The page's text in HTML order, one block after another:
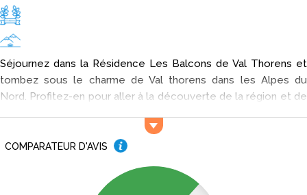
Séjournez dans la Résidence Les Balcons de Val Thorens et
tombez sous le charme de Val thorens dans les Alpes du
Nord. Profitez-en pour aller à la découverte de la région et de
pensez aux Gorges du Sierroz, au lac de Carouge et au Mont-
Blanc.
COMPARATEUR D'AVIS